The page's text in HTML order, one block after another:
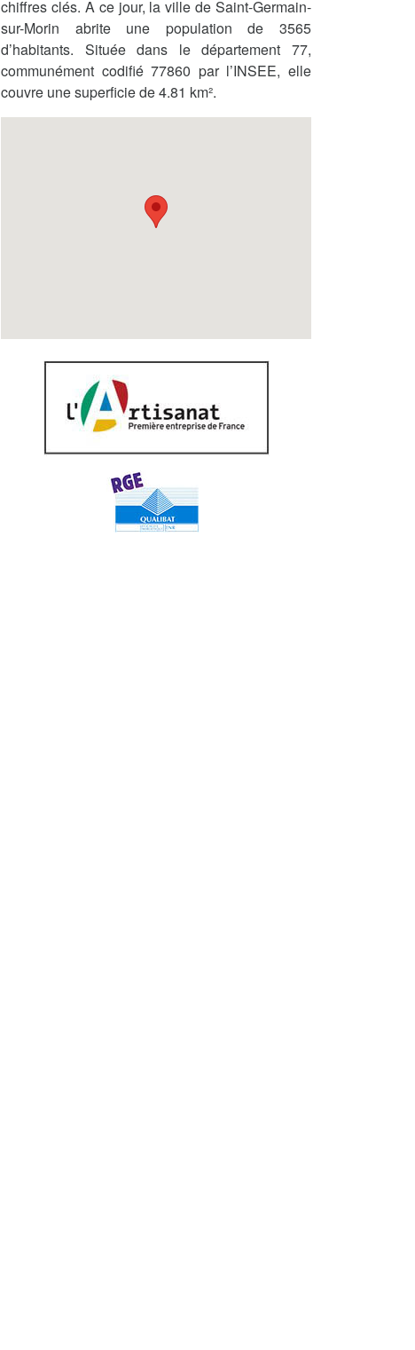
chiffres clés. A ce jour, la ville de Saint-Germain-
sur-Morin abrite une population de 3565
d’habitants. Située dans le département 77,
communément codifié 77860 par l’INSEE, elle
couvre une superficie de 4.81 km².